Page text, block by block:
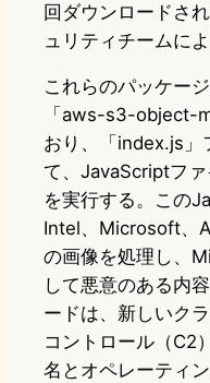
回ダウンロードさ
ュリティチームに
これらのパッケー
「aws-s3-object-
おり、「index.js」
て、JavaScriptフ
を実行する。この
Intel、Microsoft、
の画像を処理し、
して悪意のある内
ードは、新しいク
コントロール（C2
名とオペレーティ